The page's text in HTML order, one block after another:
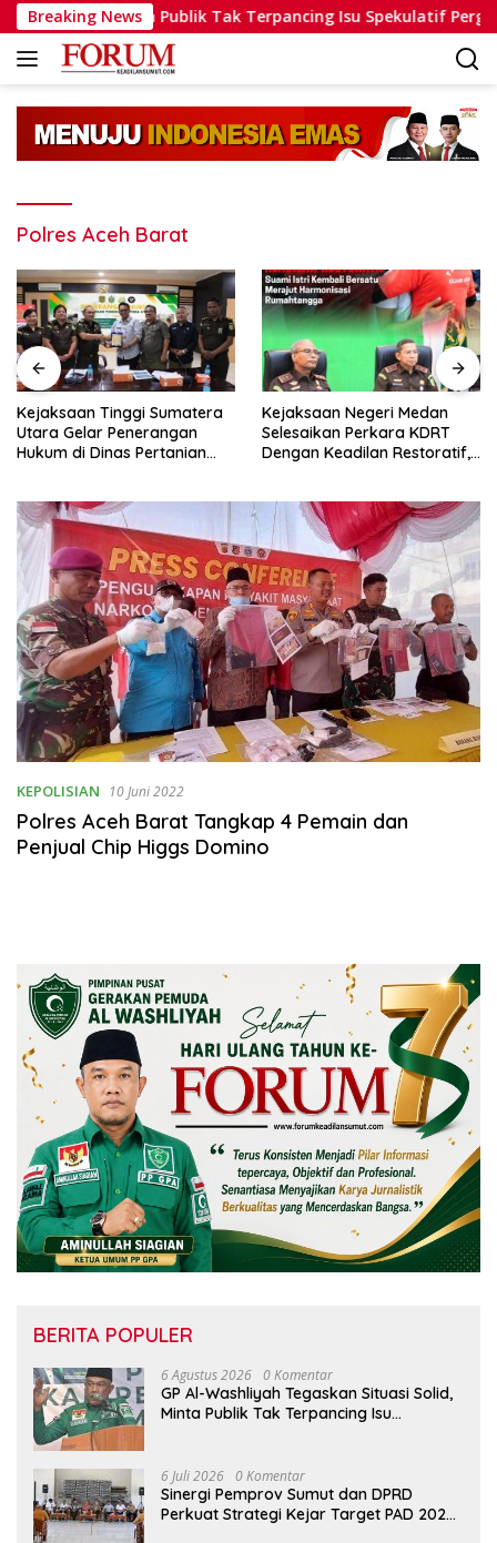
Langsung
ke
konten
Breaking News
Minta Publik Tak Terpancing Isu Spekulatif Pergantian
Polres Aceh Barat
Kejaksaan Tinggi Sumatera
Utara Gelar Penerangan
Hukum di Dinas Pertanian
Kejaksaan Negeri Medan
Selesaikan Perkara KDRT
Dengan Keadilan Restoratif,
Rumahtangga
KEPOLISIAN 10 Juni 2022
Polres Aceh Barat Tangkap 4 Pemain dan
Penjual Chip Higgs Domino
BERITA POPULER
6 Agustus 2026 0 Komentar
GP Al-Washliyah Tegaskan Situasi Solid,
Minta Publik Tak Terpancing Isu
6 Juli 2026 0 Komentar
Sinergi Pemprov Sumut dan DPRD
Perkuat Strategi Kejar Target PAD 2026